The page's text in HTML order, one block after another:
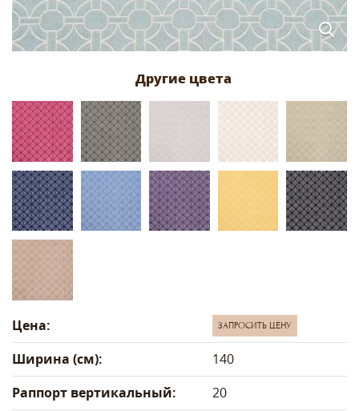
Цена: ЗАПРОСИТЬ ЦЕНУ
Ширина (см):
140
Раппорт вертикальный:
20